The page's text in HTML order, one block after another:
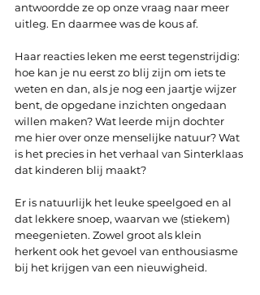
antwoordde ze op onze vraag naar meer
uitleg. En daarmee was de kous af.
Haar reacties leken me eerst tegenstrijdig:
hoe kan je nu eerst zo blij zijn om iets te
weten en dan, als je nog een jaartje wijzer
bent, de opgedane inzichten ongedaan
willen maken? Wat leerde mijn dochter
me hier over onze menselijke natuur? Wat
is het precies in het verhaal van Sinterklaas
dat kinderen blij maakt?
Er is natuurlijk het leuke speelgoed en al
dat lekkere snoep, waarvan we (stiekem)
meegenieten. Zowel groot als klein
herkent ook het gevoel van enthousiasme
bij het krijgen van een nieuwigheid.